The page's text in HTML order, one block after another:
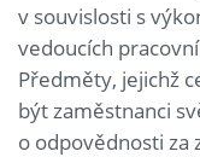
v souvislosti s
vedoucích
Předměty, jejichž
být zaměstnanci
o odpovědnosti